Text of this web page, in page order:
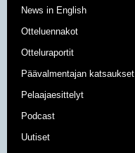
News in English
Otteluennakot
Otteluraportit
Päävalmentajan katsaukset
Pelaajaesittelyt
Podcast
Uutiset